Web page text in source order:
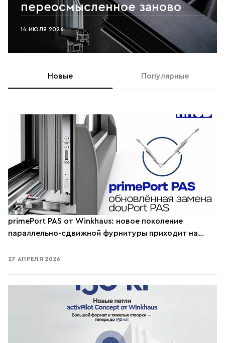
переосмысленное заново
14 ИЮЛЯ 2026
Новые Популярные
primePort PAS от Winkhaus: новое поколение
параллельно-сдвижной фурнитуры приходит на
27 АПРЕЛЯ 2026